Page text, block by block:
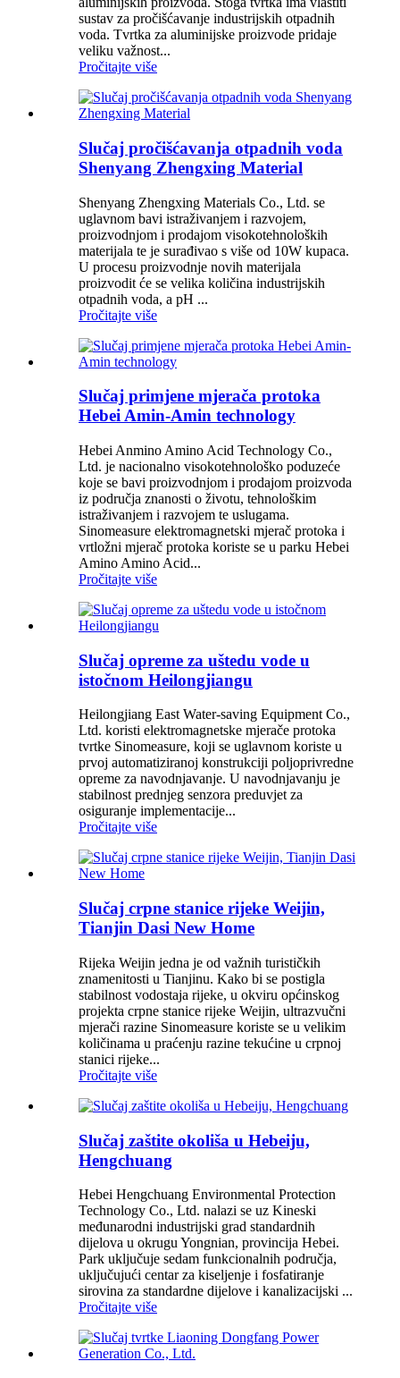
sustav za pročišćavanje industrijskih otpadnih
voda. Tvrtka za aluminijske proizvode pridaje
veliku važnost...
Pročitajte više
Slučaj pročišćavanja otpadnih voda
Shenyang Zhengxing Material
Shenyang Zhengxing Materials Co., Ltd. se
uglavnom bavi istraživanjem i razvojem,
proizvodnjom i prodajom visokotehnoloških
materijala te je surađivao s više od 10W kupaca.
U procesu proizvodnje novih materijala
proizvodit će se velika količina industrijskih
otpadnih voda, a pH ...
Pročitajte više
Slučaj primjene mjerača protoka
Hebei Amin-Amin technology
Hebei Anmino Amino Acid Technology Co.,
Ltd. je nacionalno visokotehnološko poduzeće
koje se bavi proizvodnjom i prodajom proizvoda
iz područja znanosti o životu, tehnološkim
istraživanjem i razvojem te uslugama.
Sinomeasure elektromagnetski mjerač protoka i
vrtložni mjerač protoka koriste se u parku Hebei
Amino Amino Acid...
Pročitajte više
Slučaj opreme za uštedu vode u
istočnom Heilongjiangu
Heilongjiang East Water-saving Equipment Co.,
Ltd. koristi elektromagnetske mjerače protoka
tvrtke Sinomeasure, koji se uglavnom koriste u
prvoj automatiziranoj konstrukciji poljoprivredne
opreme za navodnjavanje. U navodnjavanju je
stabilnost prednjeg senzora preduvjet za
osiguranje implementacije...
Pročitajte više
Slučaj crpne stanice rijeke Weijin,
Tianjin Dasi New Home
Rijeka Weijin jedna je od važnih turističkih
znamenitosti u Tianjinu. Kako bi se postigla
stabilnost vodostaja rijeke, u okviru općinskog
projekta crpne stanice rijeke Weijin, ultrazvučni
mjerači razine Sinomeasure koriste se u velikim
količinama u praćenju razine tekućine u crpnoj
stanici rijeke...
Pročitajte više
Slučaj zaštite okoliša u Hebeiju,
Hengchuang
Hebei Hengchuang Environmental Protection
Technology Co., Ltd. nalazi se uz Kineski
međunarodni industrijski grad standardnih
dijelova u okrugu Yongnian, provincija Hebei.
Park uključuje sedam funkcionalnih područja,
uključujući centar za kiseljenje i fosfatiranje
sirovina za standardne dijelove i kanalizacijski ...
Pročitajte više